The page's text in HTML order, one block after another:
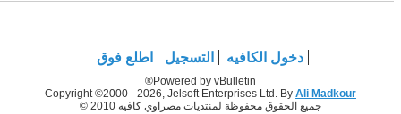
دخول الكافيه التسجيل اطلع فوق
Powered by vBulletin®
Copyright ©2000 - 2026, Jelsoft Enterprises Ltd. By Ali Madkour
جميع الحقوق محفوظة لمنتديات مصراوي كافيه 2010 ©